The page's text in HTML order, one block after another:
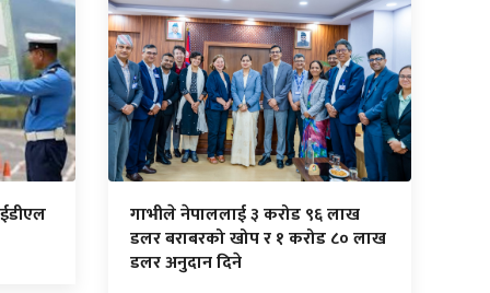
गाभीले नेपाललाई ३ करोड ९६ लाख
डलर बराबरको खोप र १ करोड ८० लाख
डलर अनुदान दिने